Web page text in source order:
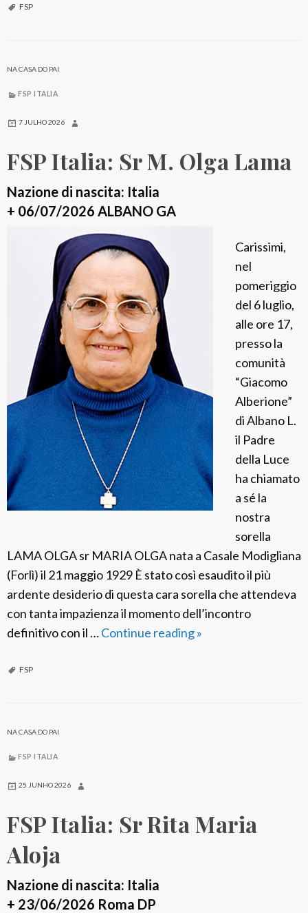
M
.
A
s
s
u
n
t
a
C
e
r
r
FSP
NA CASA DO PAI
FSP ITALIA
7 JULHO 2026
FSP Italia: Sr M. Olga Lama
Nazione di nascita: Italia
+ 06/07/2026 ALBANO GA
Carissimi,
nel
pomeriggio
del 6 luglio,
alle ore 17,
presso la
comunità
“Giacomo
Alberione”
di Albano L.
il Padre
della Luce
ha chiamato
a sé la
nostra
sorella
LAMA OLGA sr MARIA OLGA nata a Casale Modigliana
(Forlì) il 21 maggio 1929 È stato così esaudito il più
ardente desiderio di questa cara sorella che attendeva
con tanta impazienza il momento dell’incontro
definitivo con il …Continue readingF
S
»
FSP
NA CASA DO PAI
FSP ITALIA
25 JUNHO 2026
FSP Italia: Sr Rita Maria
Aloja
Nazione di nascita: Italia
+ 23/06/2026 Roma DP